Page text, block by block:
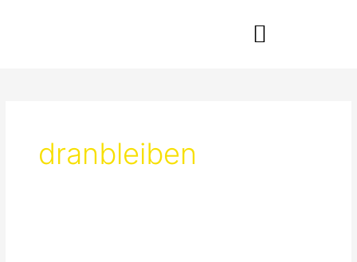
dranbleiben